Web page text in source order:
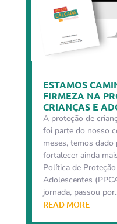
ESTAMOS
FIRMEZA NA
CRIANÇAS E
A proteção de
foi parte do nosso
meses, temos
fortalecer ainda
Política de
Adolescentes
jornada, passou
READ MORE